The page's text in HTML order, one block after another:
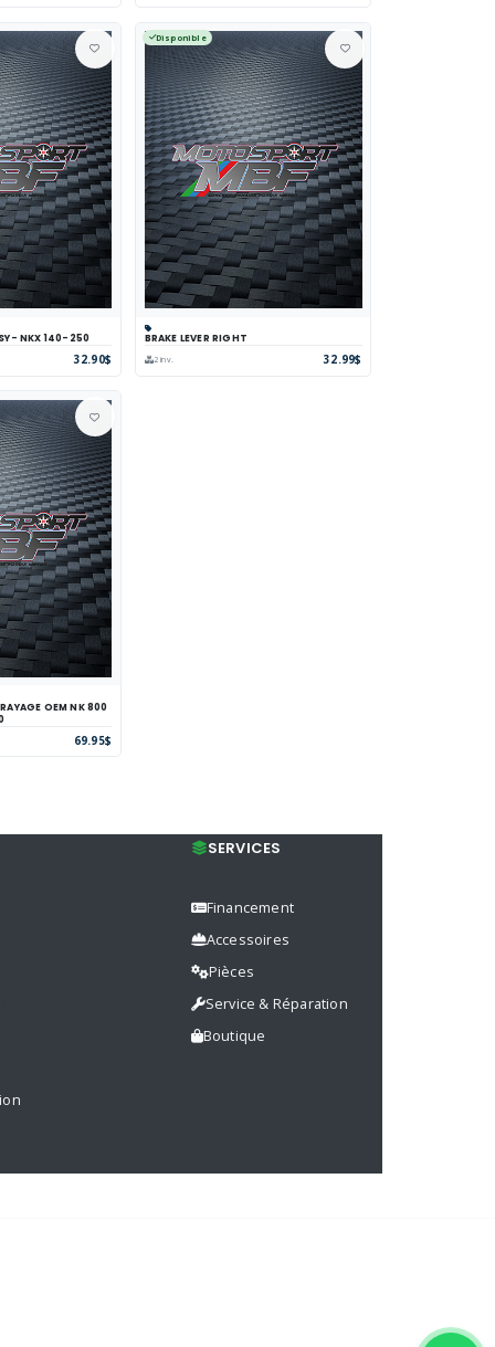
Voir
NKX 140-250
32.90$
Disponible
Panier Comparer
BRAKE LEVER RIGHT
2 inv. 32.99$
Voir
OEM NK 800
69.95$
SERVICES
Financement
Accessoires
Pièces
Service & Réparation
Boutique